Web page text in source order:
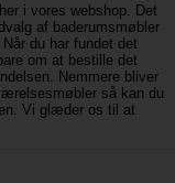
i vores webshop. Det
af baderumsmøbler
du har fundet det
om at bestille det
Nemmere bliver
så kan du
Vi glæder os til at